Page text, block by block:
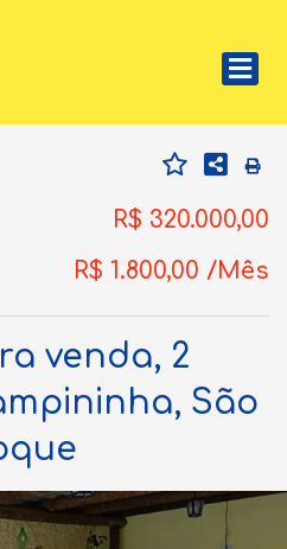
R$ 320.000,00
R$ 1.800,00 /Mês
venda, 2
São